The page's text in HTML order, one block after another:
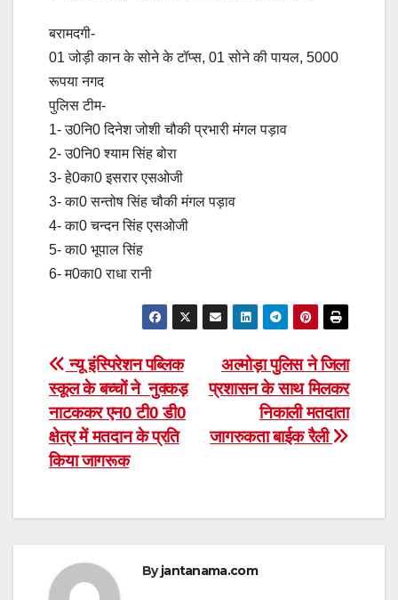
बरामदगी-
01 जोड़ी कान के सोने के टॉप्स, 01 सोने की पायल, 5000
रूपया नगद
पुलिस टीम-
1- उ0नि0 दिनेश जोशी चौकी प्रभारी मंगल पड़ाव
2- उ0नि0 श्याम सिंह बोरा
3- हे0का0 इसरार एसओजी
3- का0 सन्तोष सिंह चौकी मंगल पड़ाव
4- का0 चन्दन सिंह एसओजी
5- का0 भूपाल सिंह
6- म0का0 राधा रानी
Post
navigation
अल्मोड़ा पुलिस ने जिला
प्रशासन के साथ मिलकर
निकाली मतदाता
जागरुकता बाईक रैली
न्यू इंस्पिरेशन पब्लिक
स्कूल के बच्चों ने नुक्कड़
नाटककर एन0 टी0 डी0
क्षेत्र में मतदान के प्रति
किया जागरूक
Byjantanama.com